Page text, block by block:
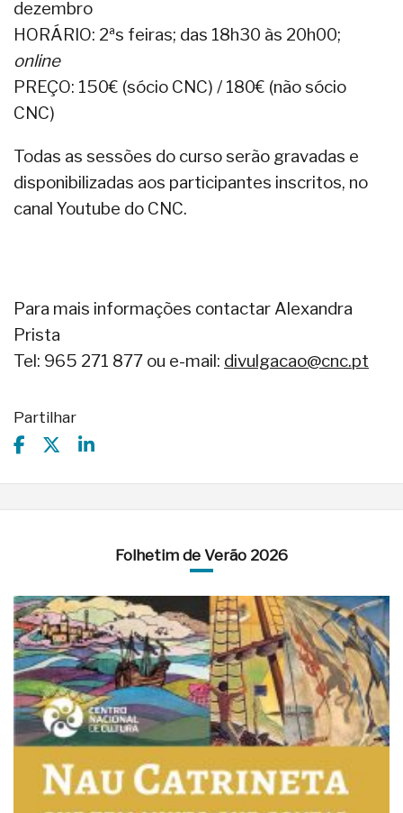
dezembro
HORÁRIO: 2ªs feiras; das 18h30 às 20h00;
online
PREÇO: 150€ (sócio CNC) / 180€ (não sócio
CNC)
Todas as sessões do curso serão gravadas e
disponibilizadas aos participantes inscritos, no
canal Youtube do CNC.
Para mais informações contactar Alexandra
Prista
Tel: 965 271 877 ou e-mail: divulgacao@cnc.pt
Partilhar
Folhetim de Verão 2026